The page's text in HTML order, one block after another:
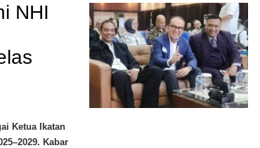
NHI
Ketua Ikatan
Kabar